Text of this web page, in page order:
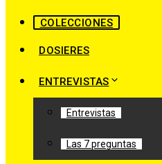
COLECCIONES
DOSIERES
ENTREVISTAS
Entrevistas
Las 7 preguntas